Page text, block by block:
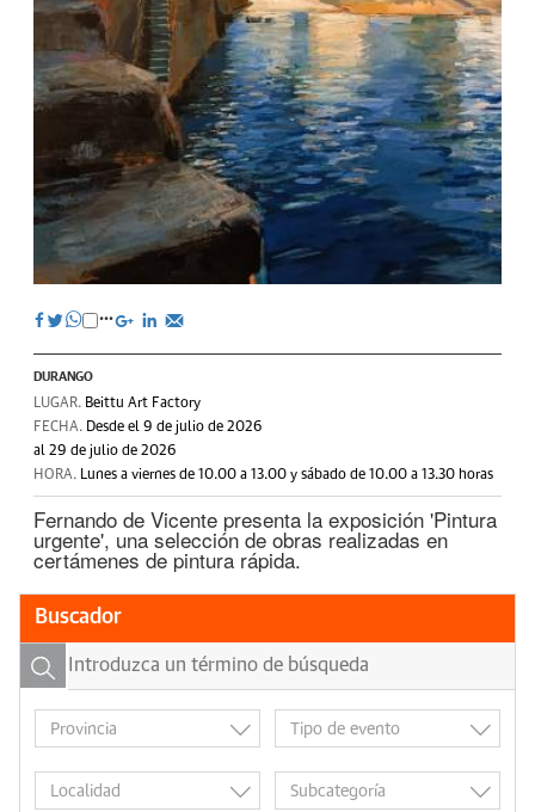
DURANGO
LUGAR. Beittu Art Factory
FECHA. Desde el 9 de julio de 2026
al 29 de julio de 2026
HORA. Lunes a viernes de 10.00 a 13.00 y sábado de 10.00 a 13.30 horas
Fernando de Vicente presenta la exposición 'Pintura
urgente', una selección de obras realizadas en
certámenes de pintura rápida.
Buscador